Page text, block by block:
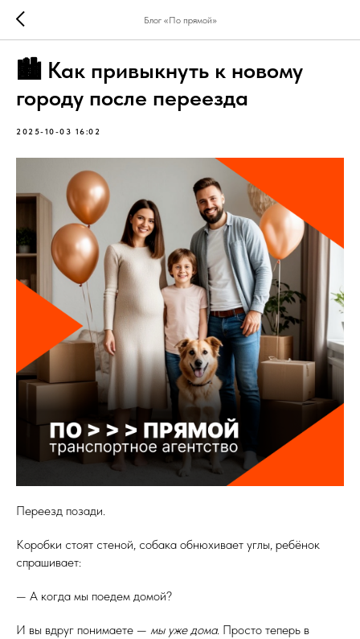
Блог «По прямой»
🏙️ Как привыкнуть к новому
городу после переезда
2025-10-03 16:02
Переезд позади.
Коробки стоят стеной, собака обнюхивает углы, ребёнок
спрашивает:
— А когда мы поедем домой?
И вы вдруг понимаете — мы уже дома. Просто теперь в